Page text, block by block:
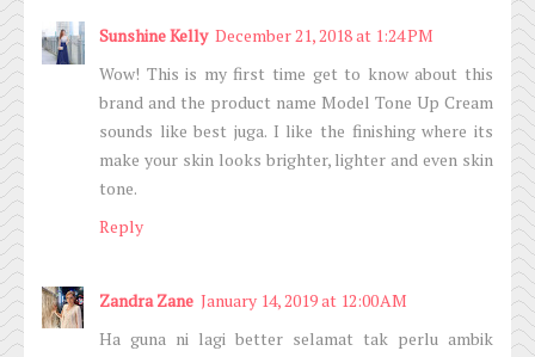
Sunshine Kelly December 21, 2018 at 1:24 PM
Wow! This is my first time get to know about this
brand and the product name Model Tone Up Cream
sounds like best juga. I like the finishing where its
make your skin looks brighter, lighter and even skin
tone.
Reply
Zandra Zane January 14, 2019 at 12:00 AM
Ha guna ni lagi better selamat tak perlu ambik